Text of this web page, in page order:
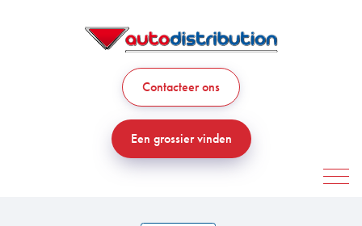
Contacteer ons
Een grossier vinden